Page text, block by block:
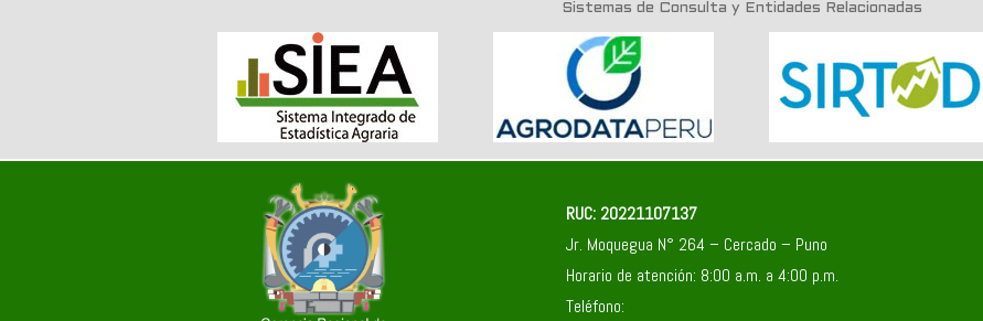
Sistemas de Consulta y Entidades Relacionadas
RUC: 20221107137
Jr. Moquegua N° 264 – Cercado – Puno
Horario de atención: 8:00 a.m. a 4:00 p.m.
Teléfono: